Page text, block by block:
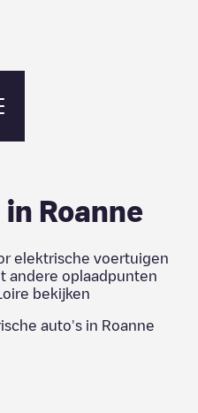
in Roanne
elektrische voertuigen
andere oplaadpunten
Loire bekijken
auto's in Roanne